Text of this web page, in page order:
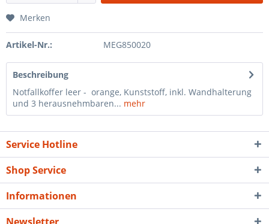
Merken
Artikel-Nr.: MEG850020
Beschreibung
Notfallkoffer leer - orange, Kunststoff, inkl. Wandhalterung
und 3 herausnehmbaren... mehr
Service Hotline
Shop Service
Informationen